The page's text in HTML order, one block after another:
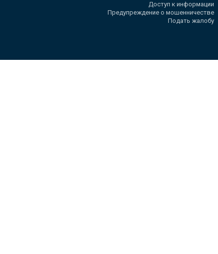
Доступ к информации
Предупреждение о мошенничестве
Подать жалобу